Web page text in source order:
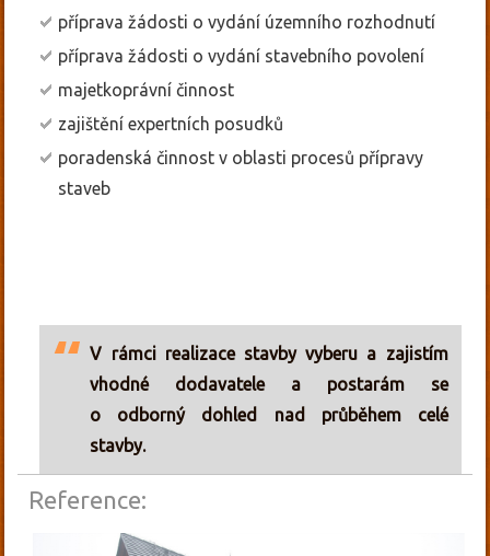
příprava žádosti o vydání územního rozhodnutí
příprava žádosti o vydání stavebního povolení
majetkoprávní činnost
zajištění expertních posudků
poradenská činnost v oblasti procesů přípravy
staveb
V rámci realizace stavby vyberu a zajistím
vhodné dodavatele a postarám se
o odborný dohled nad průběhem celé
stavby.
Reference: